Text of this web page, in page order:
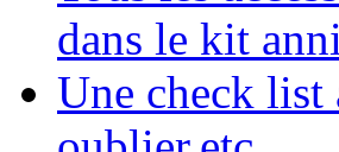
dans le kit
Une check list